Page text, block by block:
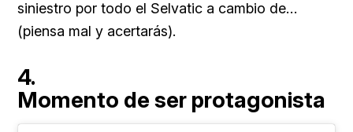
siniestro por todo el Selvatic a cambio de…
(piensa mal y acertarás).
4.
Momento de ser protagonista